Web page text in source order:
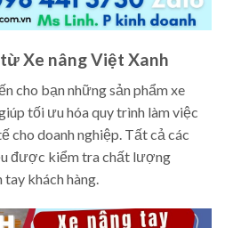
Xe nâng Việt Xanh
cho bạn những sản phẩm xe
tối ưu hóa quy trình làm việc
cho doanh nghiệp. Tất cả các
được kiểm tra chất lượng
khách hàng.